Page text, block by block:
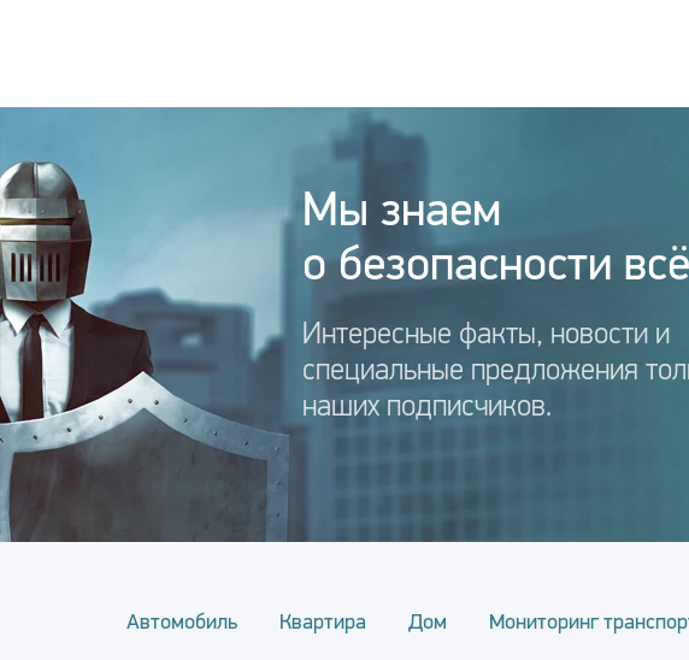
Мы знаем
о безопасности
Интересные факты, новости и
специальные предложения
наших подписчиков.
Автомобиль Квартира Дом Мониторинг